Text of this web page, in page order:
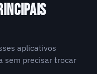
aplicativos
sem precisar trocar